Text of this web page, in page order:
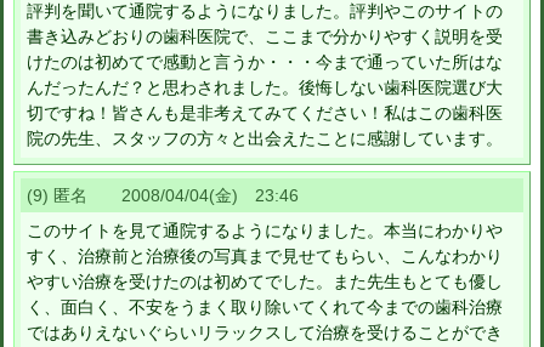
評判を聞いて通院するようになりました。評判やこのサイトの
書き込みどおりの歯科医院で、ここまで分かりやすく説明を受
けたのは初めてで感動と言うか・・・今まで通っていた所はな
んだったんだ？と思わされました。後悔しない歯科医院選び大
切ですね！皆さんも是非考えてみてください！私はこの歯科医
院の先生、スタッフの方々と出会えたことに感謝しています。
(9) 匿名 2008/04/04(金) 23:46
このサイトを見て通院するようになりました。本当にわかりや
すく、治療前と治療後の写真まで見せてもらい、こんなわかり
やすい治療を受けたのは初めてでした。また先生もとても優し
く、面白く、不安をうまく取り除いてくれて今までの歯科治療
ではありえないぐらいリラックスして治療を受けることができ